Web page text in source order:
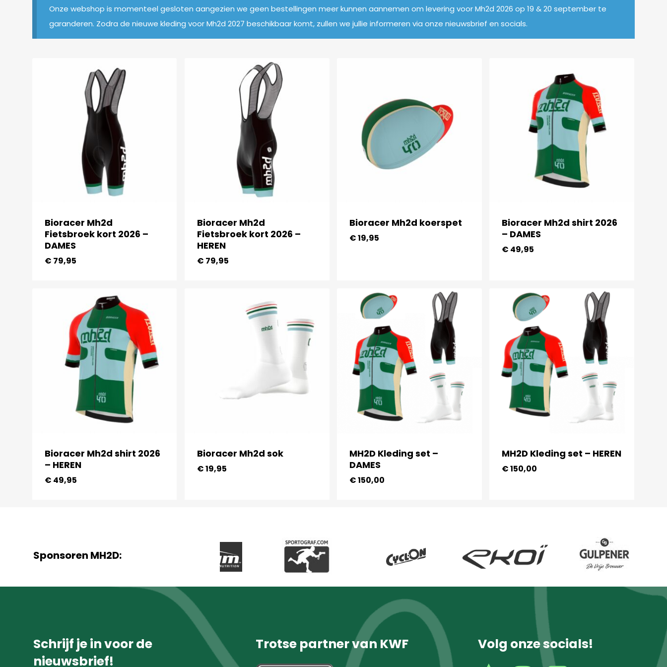
Onze webshop is momenteel gesloten aangezien we geen bestellingen meer kunnen aannemen om levering voor Mh2d 2026 op 19 & 20 september te
garanderen. Zodra de nieuwe kleding voor Mh2d 2027 beschikbaar komt, zullen we jullie informeren via onze nieuwsbrief en socials.
Bioracer Mh2d
Fietsbroek kort 2026 –
DAMES
€ 79,95
Bioracer Mh2d
Fietsbroek kort 2026 –
HEREN
€ 79,95
Bioracer Mh2d koerspet
€19,95
Bioracer Mh2d shirt 2026
– DAMES
€ 49,95
Bioracer Mh2d shirt 2026
– HEREN
€ 49,95
Bioracer Mh2d sok
€19,95
MH2D Kleding set –
DAMES
€150,00
MH2D Kleding set – HEREN
€150,00
Sponsoren MH2D:
Schrijf je in voor de
nieuwsbrief!
Trotse partner van KWF Volg onze socials!